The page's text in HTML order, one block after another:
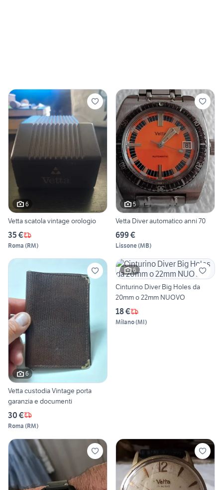
6
Vetta scatola vintage orologio
35 €
Roma (RM)
5
Vetta Diver automatico anni 70
699 €
Lissone(MB)
6
Vetta custodia Vintage porta
garanzia e documenti
30 €
Roma (RM)
6
Cinturino Diver Big Holes da
20mm o 22mm NUOVO
18 €
Milano(MI)